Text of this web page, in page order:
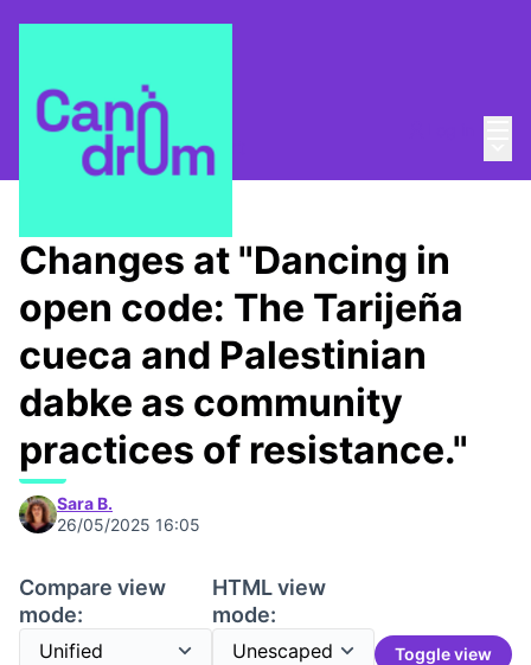
/ Canòdrom Obert
Changes at "Dancing in
open code: The Tarijeña
cueca and Palestinian
dabke as community
practices of resistance."
Sara B.
26/05/2025 16:05
Compare view
mode:
HTML view
mode:
Toggle view